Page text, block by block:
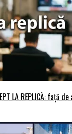
LA REPLICĂ: